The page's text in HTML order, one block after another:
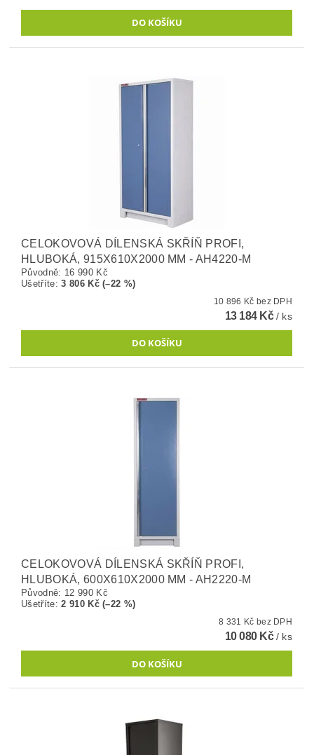
CELOKOVOVÁ DÍLENSKÁ SKŘÍŇ PROFI,
HLUBOKÁ, 915X610X2000 MM - AH4220-M
Původně: 16 990 Kč
Ušetříte:3 806 Kč (–22 %)
10 896 Kč bez DPH
13 184 Kč/ ks
CELOKOVOVÁ DÍLENSKÁ SKŘÍŇ PROFI,
HLUBOKÁ, 600X610X2000 MM - AH2220-M
Původně: 12 990 Kč
Ušetříte:2 910 Kč (–22 %)
8 331 Kč bez DPH
10 080 Kč/ ks